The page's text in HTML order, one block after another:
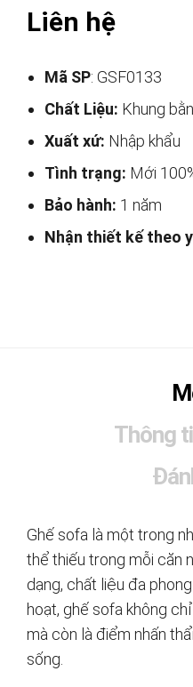
Liên hệ
Mã SP: GSF0133
Chất Liệu: Khung
Xuất xứ: Nhập khẩu
Tình trạng: Mới
Bảo hành: 1 năm
Nhận thiết kế theo
Thông
Ghế sofa là một trong
thể thiếu trong mỗi căn
dạng, chất liệu đa
hoạt, ghế sofa không
mà còn là điểm nhấn
sống.